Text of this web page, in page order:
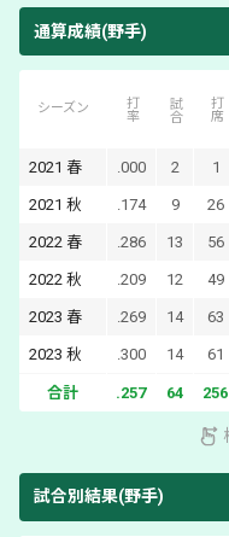
通算成績(野手)
シーズン 打率 試合 打席
2021 春 .000 2 1
2021 秋 .174 9 26
2022 春 .286 13 56
2022 秋 .209 12 49
2023 春 .269 14 63
2023 秋 .300 14 61
合計 .257 64 256
試合別結果(野手)